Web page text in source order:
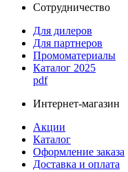
Сотрудничество
Для дилеров
Для партнеров
Промоматериалы
Каталог 2025
pdf
Интернет-магазин
Акции
Каталог
Оформление заказа
Доставка и оплата